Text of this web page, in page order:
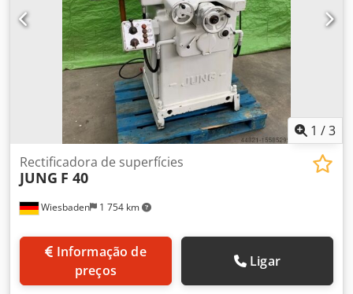
1 /3
Wiesbaden 1 754 km
Rectificadora de superfícies
JUNG F 40
preços
Ligar